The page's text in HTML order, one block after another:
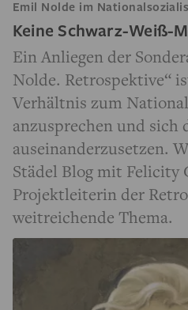
Emil Nolde im
Keine Schwarz-Weiß-
Ein Anliegen der
Nolde. Retrospektive“
Verhältnis zum
anzusprechen und sich
auseinanderzusetzen.
Städel Blog mit Felicity
Projektleiterin der
weitreichende Thema.